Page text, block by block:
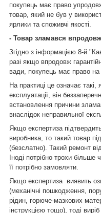
покупець має право
товар, який не був у
ярлики та споживчі якості.
- Товар зламався впродовж
Згідно з інформацією 8-й
разі якщо впродовж
вади, покупець має право
На практиці це означає
експлуатації, він
встановлення причини
внаслідок неправильної
Якщо експертиза
виробника, то такий товар
(безслатно). Такий ремонт
Іноді потрібно трохи
її потрібно замовляти.
Якщо експертиза виявить
(механічні пошкодження,
рідин, горюче-мазкових
інструкцією тощо), тоді